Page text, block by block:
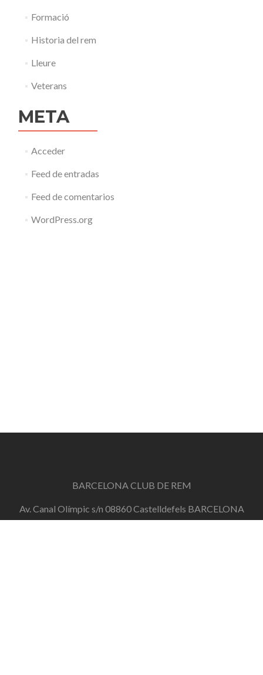
Formació
Historia del rem
Lleure
Veterans
META
Acceder
Feed de entradas
Feed de comentarios
WordPress.org
BARCELONA CLUB DE REM
Av. Canal Olímpic s/n 08860 Castelldefels BARCELONA